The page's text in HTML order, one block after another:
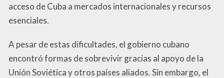
acceso de Cuba a mercados internacionales y recursos
esenciales.
A pesar de estas dificultades, el gobierno cubano
encontró formas de sobrevivir gracias al apoyo de la
Unión Soviética y otros países aliados. Sin embargo, el